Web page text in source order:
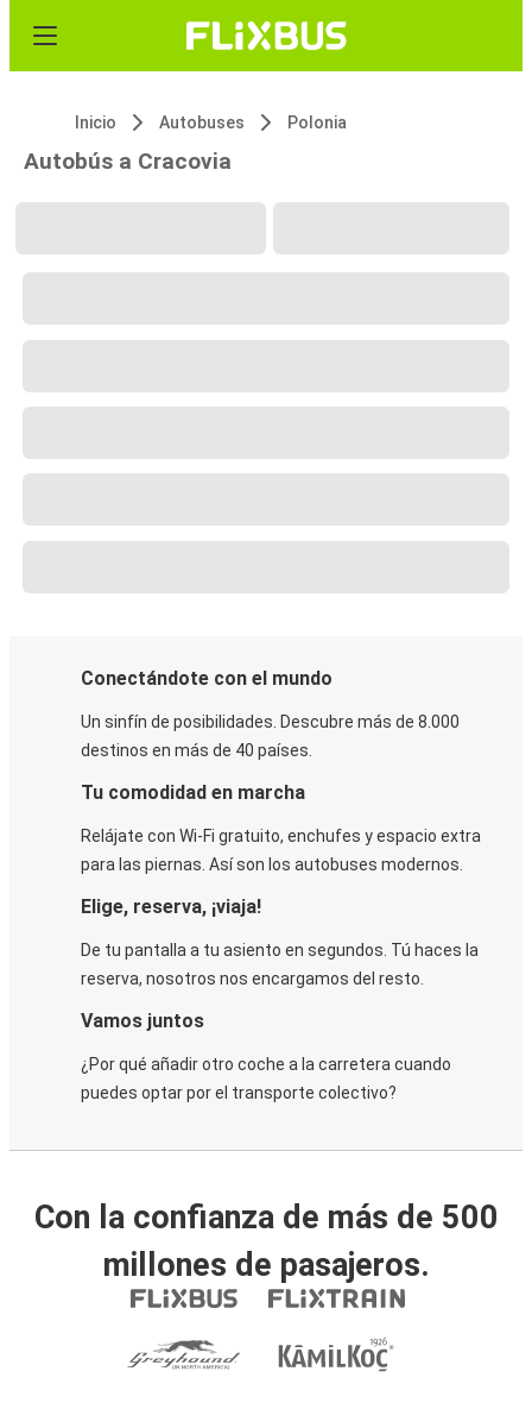
Inicio Autobuses Polonia
Autobús a Cracovia
Conectándote con el mundo
Un sinfín de posibilidades. Descubre más de 8.000
destinos en más de 40 países.
Tu comodidad en marcha
Relájate con Wi-Fi gratuito, enchufes y espacio extra
para las piernas. Así son los autobuses modernos.
Elige, reserva, ¡viaja!
De tu pantalla a tu asiento en segundos. Tú haces la
reserva, nosotros nos encargamos del resto.
Vamos juntos
¿Por qué añadir otro coche a la carretera cuando
puedes optar por el transporte colectivo?
Con la confianza de más de 500
millones de pasajeros.